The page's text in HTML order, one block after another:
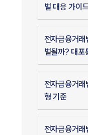
벌 대응 가이
전자금융거
벌될까? 대포
전자금융거
형 기준
전자금융거래